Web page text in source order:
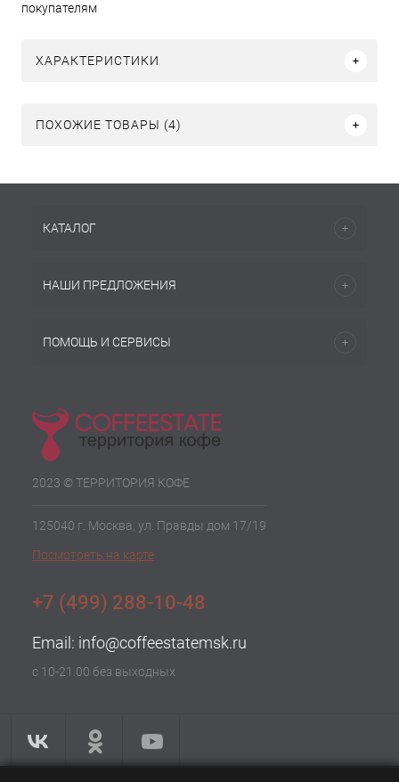
покупателям
ХАРАКТЕРИСТИКИ
ПОХОЖИЕ ТОВАРЫ (4)
КАТАЛОГ
НАШИ ПРЕДЛОЖЕНИЯ
ПОМОЩЬ И СЕРВИСЫ
2023 © ТЕРРИТОРИЯ КОФЕ
125040 г. Москва, ул. Правды дом 17/19
Посмотреть на карте
+7 (499) 288-10-48
Email: info@coffeestatemsk.ru
с 10-21.00 без выходных